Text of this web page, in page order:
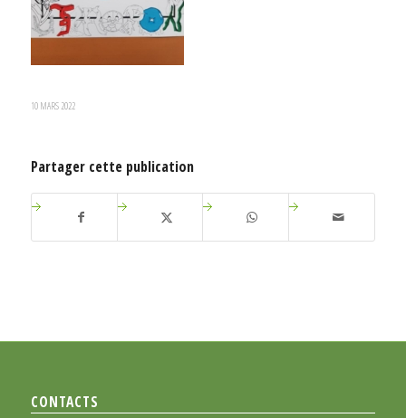
10 MARS 2022
Partager cette publication
CONTACTS